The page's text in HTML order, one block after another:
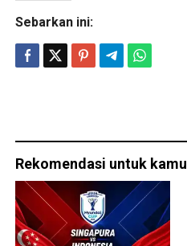
Sebarkan ini:
Rekomendasi untuk kamu